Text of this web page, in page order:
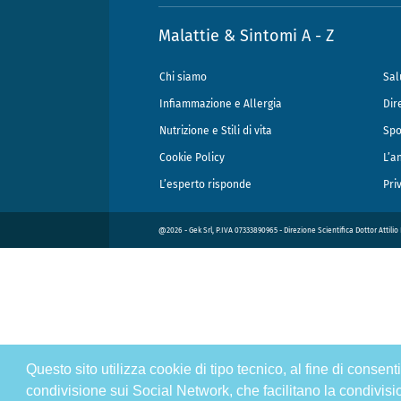
Questo sito utilizza cookie di tipo tecnico, al fine di
condivisione sui Social Network, che facilitano la
Malattie & Sintomi A - Z
Chi siamo
Infiammazione e Allergia
Nutrizione e Stili di vita
Cookie Policy
L’esperto risponde
@2026 - Gek Srl, P.IVA 07333890965 - Direzione Scientifica Dottor